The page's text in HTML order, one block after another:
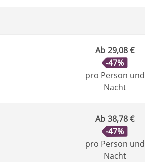
Ab 29,08 €
-47%
pro Person und
Nacht
Ab 38,78 €
-47%
pro Person und
Nacht